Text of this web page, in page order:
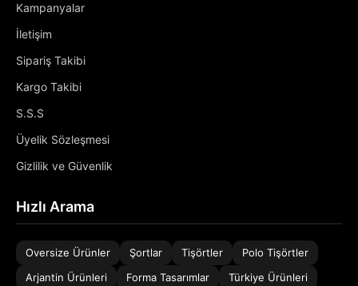
Kampanyalar
İletişim
Sipariş Takibi
Kargo Takibi
S.S.S
Üyelik Sözleşmesi
Gizlilik ve Güvenlik
Hızlı Arama
Oversize Ürünler Şortlar Tişörtler
Polo Tişörtler
Arjantin Ürünleri
Forma Tasarımlar
Türkiye Ürünleri